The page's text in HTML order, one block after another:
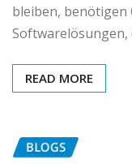
bleiben,
Softwarelösungen,
READ MORE
BLOGS